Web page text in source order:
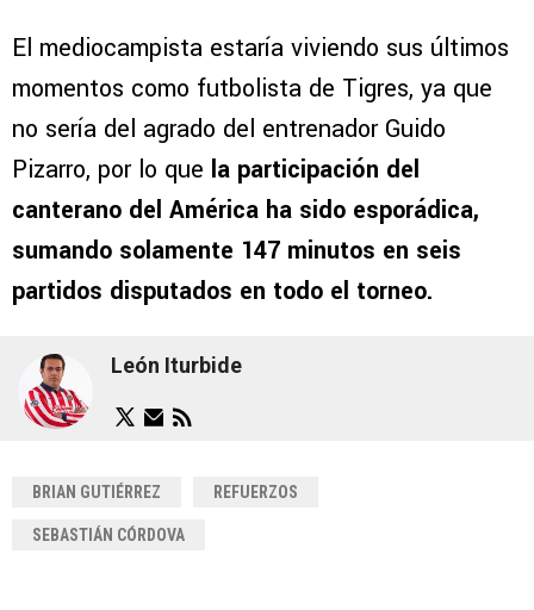
El mediocampista estaría viviendo sus últimos
momentos como futbolista de Tigres, ya que
no sería del agrado del entrenador Guido
Pizarro, por lo que la participación del
canterano del América ha sido esporádica,
sumando solamente 147 minutos en seis
partidos disputados en todo el torneo.
León Iturbide
BRIAN GUTIÉRREZ REFUERZOS
SEBASTIÁN CÓRDOVA